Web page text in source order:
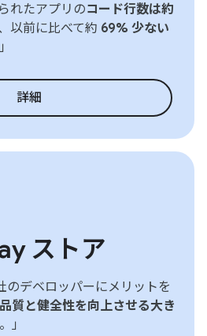
れたアプリのコード行数は約
以前に比べて約 69% 少ない
詳細
ストア
のデベロッパーにメリットを
質と健全性を向上させる大き
。」